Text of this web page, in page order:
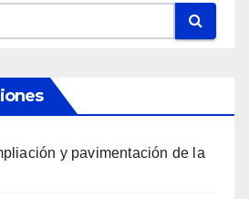
y pavimentación de la